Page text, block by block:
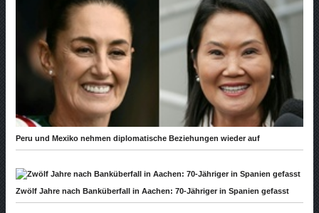
Peru und Mexiko nehmen diplomatische Beziehungen wieder auf
Zwölf Jahre nach Banküberfall in Aachen: 70-Jähriger in Spanien gefasst